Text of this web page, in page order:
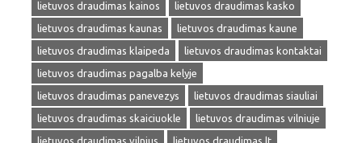
lietuvos draudimas kainos
lietuvos draudimas kasko
lietuvos draudimas kaunas
lietuvos draudimas kaune
lietuvos draudimas klaipeda
lietuvos draudimas kontaktai
lietuvos draudimas pagalba kelyje
lietuvos draudimas panevezys
lietuvos draudimas siauliai
lietuvos draudimas skaiciuokle
lietuvos draudimas vilniuje
lietuvos draudimas vilnius
lietuvos draudimas.lt